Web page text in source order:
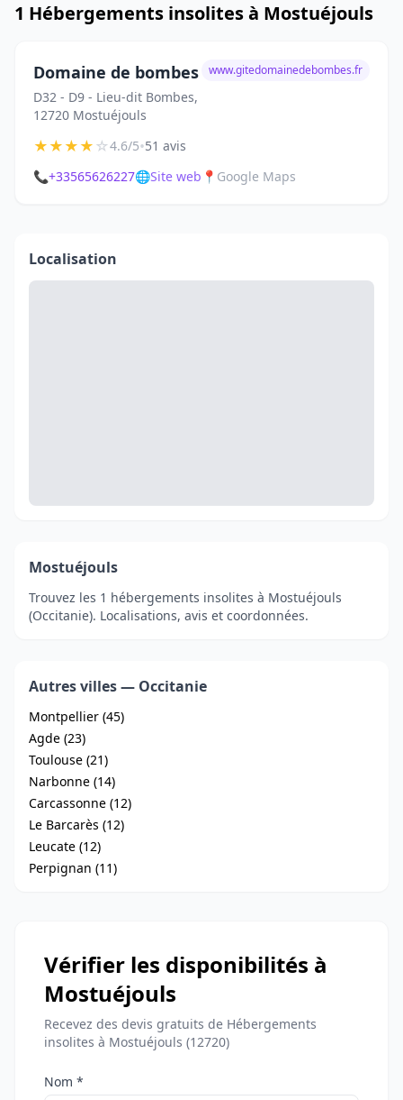
1 Hébergements insolites à Mostuéjouls
Domaine de bombes
D32 - D9 - Lieu-dit Bombes,
12720 Mostuéjouls
www.gitedomainedebombes.fr
★★★★☆4.6/5•51 avis
📞+33565626227🌐Site web 📍 Google Maps
Localisation
Mostuéjouls
Trouvez les 1 hébergements insolites à Mostuéjouls
(Occitanie). Localisations, avis et coordonnées.
Autres villes — Occitanie
Montpellier (45)
Agde (23)
Toulouse (21)
Narbonne (14)
Carcassonne (12)
Le Barcarès (12)
Leucate (12)
Perpignan (11)
Vérifier les disponibilités à
Mostuéjouls
Recevez des devis gratuits de Hébergements
insolites à Mostuéjouls (12720)
Nom *